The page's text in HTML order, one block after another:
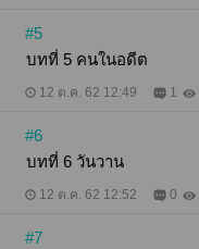
#5
บทที่ 5 คนในอดีต
12 ต.ค. 62 12:49 1
#6
บทที่ 6 วันวาน
12 ต.ค. 62 12:52 0
#7